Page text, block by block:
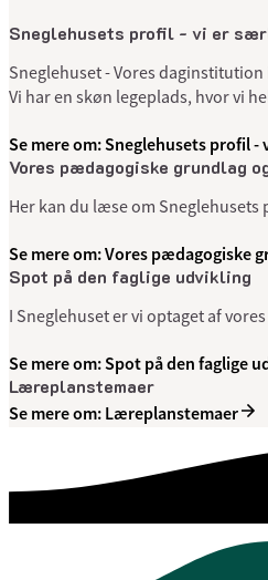
Sneglehusets profil - vi er
Sneglehuset - Vores
Vi har en skøn legeplads, hvor vi
Se mere om: Sneglehusets profil
Vores pædagogiske grundlag
Her kan du læse om
Se mere om: Vores pædagogiske
Spot på den faglige udvikling
I Sneglehuset er vi optaget af
Se mere om: Spot på den faglige
Læreplanstemaer
Se mere om: Læreplanstemaer